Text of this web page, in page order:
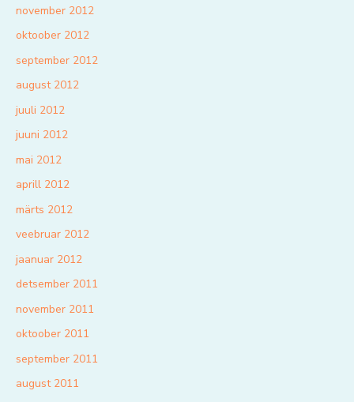
november 2012
oktoober 2012
september 2012
august 2012
juuli 2012
juuni 2012
mai 2012
aprill 2012
märts 2012
veebruar 2012
jaanuar 2012
detsember 2011
november 2011
oktoober 2011
september 2011
august 2011